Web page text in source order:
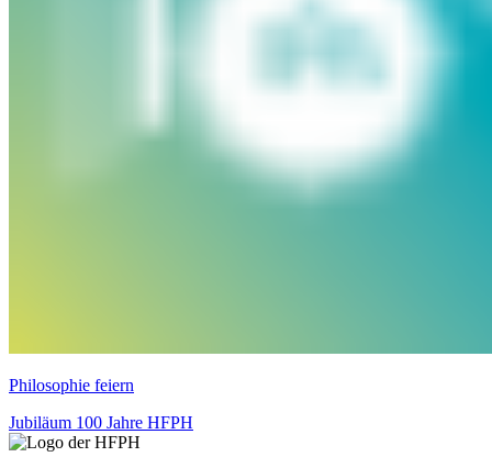
Philosophie feiern
Jubiläum 100 Jahre HFPH